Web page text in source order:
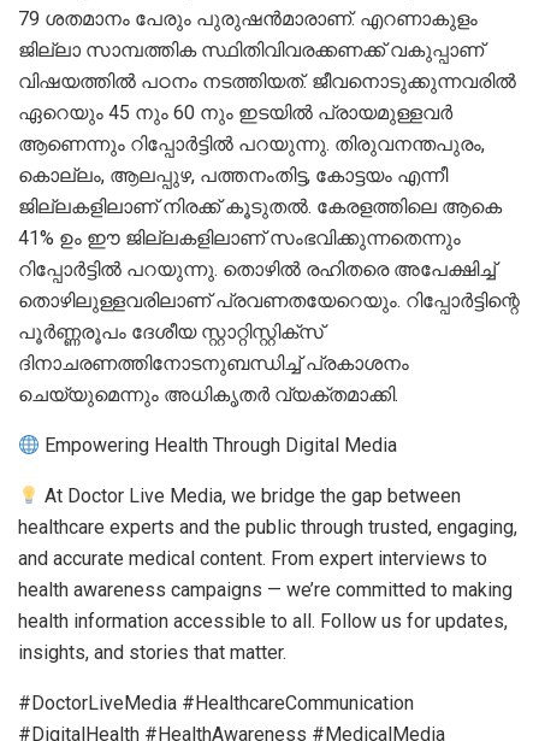
79 ശതമാനം പേരും പുരുഷൻമാരാണ്. എറണാകുളം
ജില്ലാ സാമ്പത്തിക സ്ഥിതിവിവരക്കണക്ക് വകുപ്പാണ്
വിഷയത്തിൽ പഠനം നടത്തിയത്. ജീവനൊടുക്കുന്നവരിൽ
ഏറെയും 45 നും 60 നും ഇടയിൽ പ്രായമുള്ളവർ
ആണെന്നും റിപ്പോർട്ടിൽ പറയുന്നു. തിരുവനന്തപുരം,
കൊല്ലം, ആലപ്പുഴ, പത്തനംതിട്ട, കോട്ടയം എന്നീ
ജില്ലകളിലാണ് നിരക്ക് കൂടുതൽ. കേരളത്തിലെ ആകെ
41% ഉം ഈ ജില്ലകളിലാണ് സംഭവിക്കുന്നതെന്നും
റിപ്പോർട്ടിൽ പറയുന്നു. തൊഴിൽ രഹിതരെ അപേക്ഷിച്ച്
തൊഴിലുള്ളവരിലാണ് പ്രവണതയേറെയും. റിപ്പോർട്ടിന്റെ
പൂർണ്ണരൂപം ദേശീയ സ്റ്റാറ്റിസ്റ്റിക്‌സ്
ദിനാചരണത്തിനോടനുബന്ധിച്ച് പ്രകാശനം
ചെയ്യുമെന്നും അധികൃതർ വ്യക്തമാക്കി.
Empowering Health Through Digital Media
At Doctor Live Media, we bridge the gap between
healthcare experts and the public through trusted, engaging,
and accurate medical content. From expert interviews to
health awareness campaigns — we’re committed to making
health information accessible to all. Follow us for updates,
insights, and stories that matter.
#DoctorLiveMedia #HealthcareCommunication
#DigitalHealth #HealthAwareness #MedicalMedia